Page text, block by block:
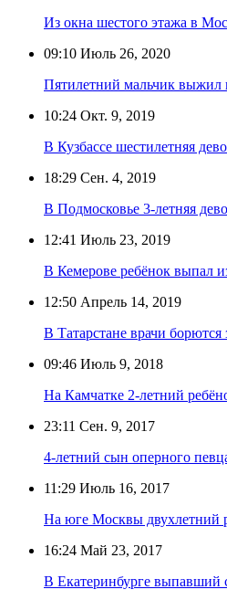
Из окна шестого этажа в
09:10 Июль 26, 2020
Пятилетний мальчик выжил
10:24 Окт. 9, 2019
В Кузбассе шестилетняя
18:29 Сен. 4, 2019
В Подмосковье 3-летняя
12:41 Июль 23, 2019
В Кемерове ребёнок выпал
12:50 Апрель 14, 2019
В Татарстане врачи борются
09:46 Июль 9, 2018
На Камчатке 2-летний
23:11 Сен. 9, 2017
4-летний сын оперного
11:29 Июль 16, 2017
На юге Москвы двухлетний
16:24 Май 23, 2017
В Екатеринбурге выпавший